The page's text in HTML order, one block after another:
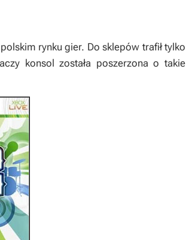
rynku gier. Do sklepów trafił tylko
konsol została poszerzona o takie